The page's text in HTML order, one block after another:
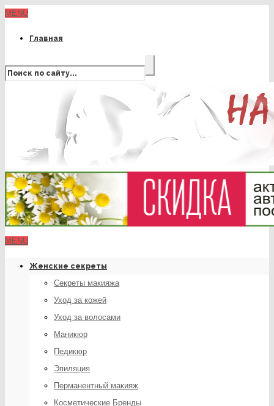
MENU
Главная
MENU
Женские секреты
Секреты макияжа
Уход за кожей
Уход за волосами
Маникюр
Педикюр
Эпиляция
Перманентный макияж
Косметические Бренды